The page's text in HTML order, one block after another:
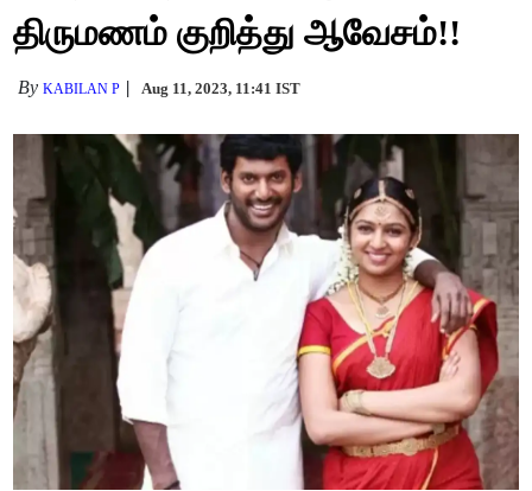
திருமணம் குறித்து ஆவேசம்!!
ByKABILAN P Aug 11, 2023, 11:41 IST